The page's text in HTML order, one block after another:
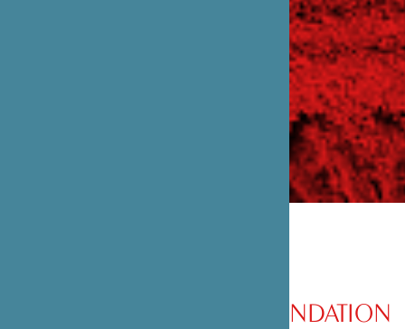
PRÉSENTATION DE LA FONDATION